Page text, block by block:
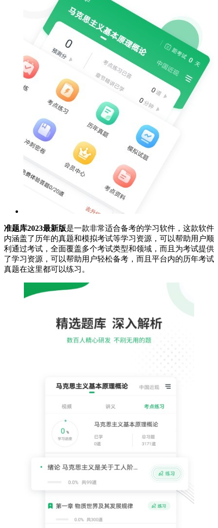
准题库2023最新版是一款非常适合备考的学习软件，这款软件
内涵盖了历年的真题和模拟考试等学习资源，可以帮助用户顺
利通过考试，全面覆盖多个考试类型和领域，而且为考试提供
了学习资源，可以帮助用户轻松备考，而且平台内的历年考试
真题在这里都可以练习。